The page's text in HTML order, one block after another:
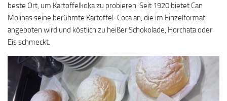
beste Ort, um Kartoffelkoka zu probieren. Seit 1920 bietet Can
Molinas seine berühmte Kartoffel-Coca an, die im Einzelformat
angeboten wird und köstlich zu heißer Schokolade, Horchata oder
Eis schmeckt.